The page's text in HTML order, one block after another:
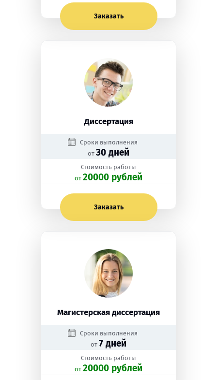
Заказать
Диссертация
Сроки выполнения
от 30 дней
Стоимость работы
oт 20000 рублей
Заказать
Магистерская диссертация
Сроки выполнения
от 7 дней
Стоимость работы
oт 20000 рублей